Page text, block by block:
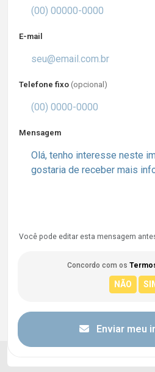
E-mail
Telefone fixo (opcional)
Mensagem
Você pode editar esta mensagem
Concordo com os
Enviar meu